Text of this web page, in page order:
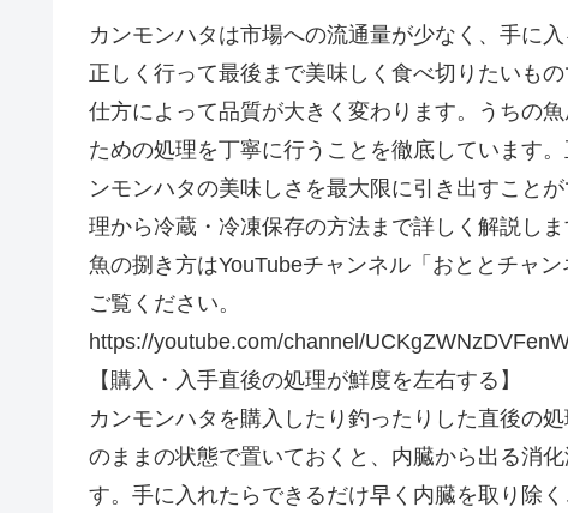
カンモンハタは市場への流通量が少なく、手に
正しく行って最後まで美味しく食べ切りたいも
仕方によって品質が大きく変わります。うちの
ための処理を丁寧に行うことを徹底しています
ンモンハタの美味しさを最大限に引き出すこと
理から冷蔵・冷凍保存の方法まで詳しく解説しま
魚の捌き方はYouTubeチャンネル「おととチャ
ご覧ください。
https://youtube.com/channel/
【購入・入手直後の処理が鮮度を左右する】
カンモンハタを購入したり釣ったりした直後の
のままの状態で置いておくと、内臓から出る消
す。手に入れたらできるだけ早く内臓を取り除